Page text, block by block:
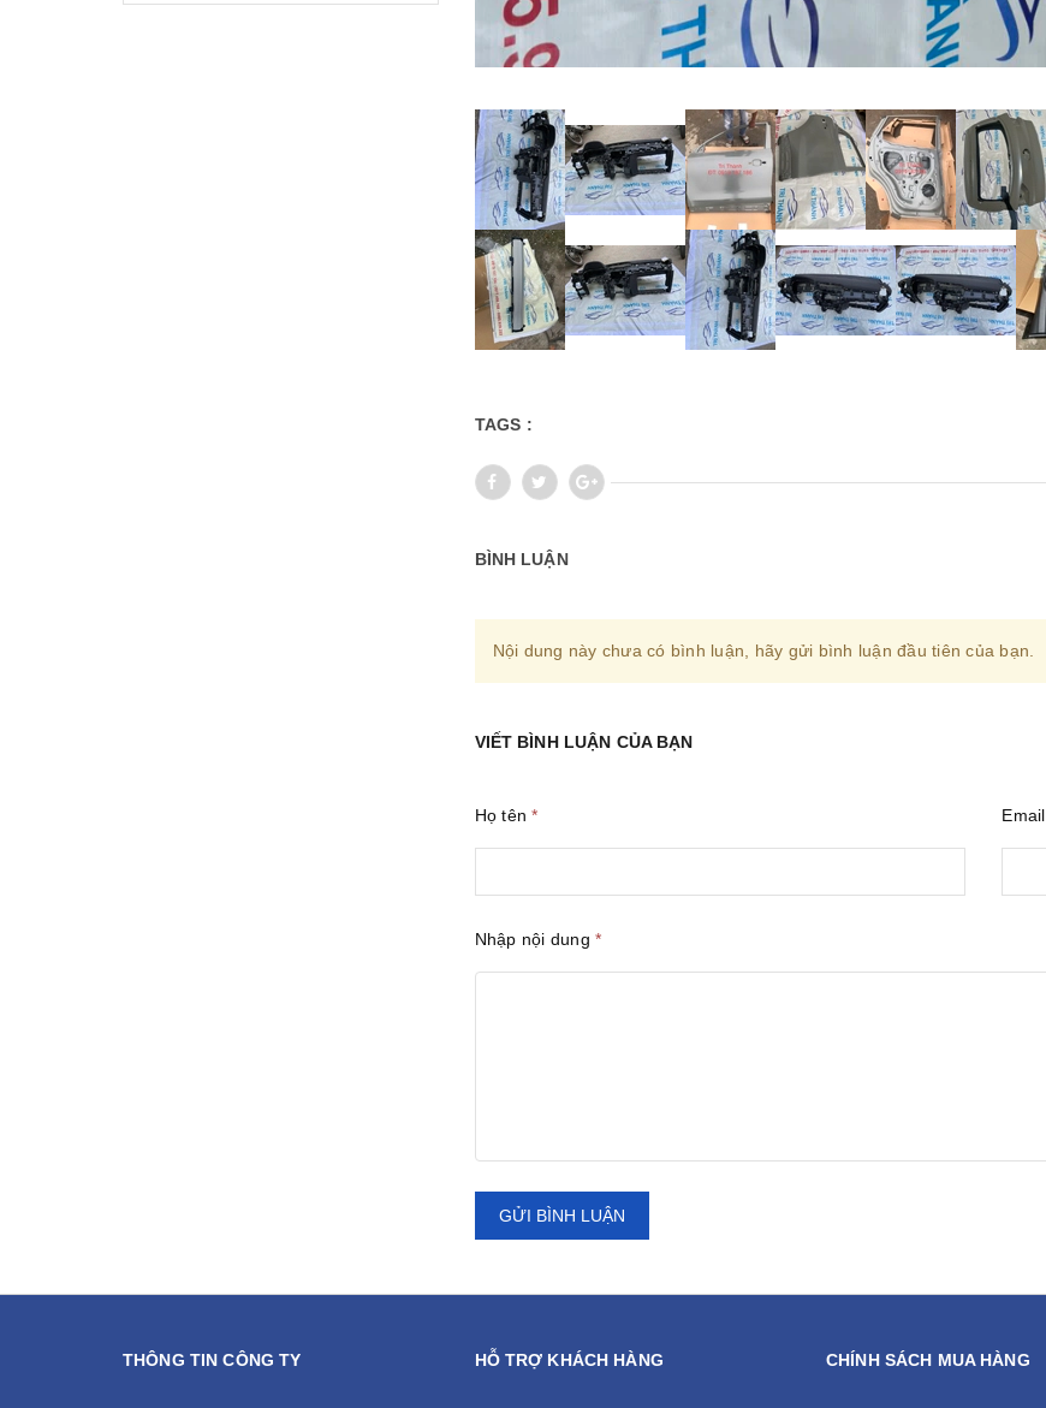
TAGS :
BÌNH LUẬN
Nội dung này chưa có bình luận, hãy gửi bình luận đầu tiên của bạn.
VIẾT BÌNH LUẬN CỦA BẠN
Họ tên* Email
Nhập nội dung *
GỬI BÌNH LUẬN
THÔNG TIN CÔNG TY HỖ TRỢ KHÁCH HÀNG CHÍNH SÁCH MUA HÀNG